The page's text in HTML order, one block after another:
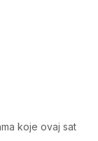
koje ovaj sat